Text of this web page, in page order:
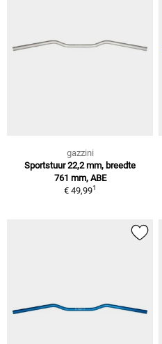
gazzini
Sportstuur 22,2 mm, breedte
761 mm, ABE
€ 49,991